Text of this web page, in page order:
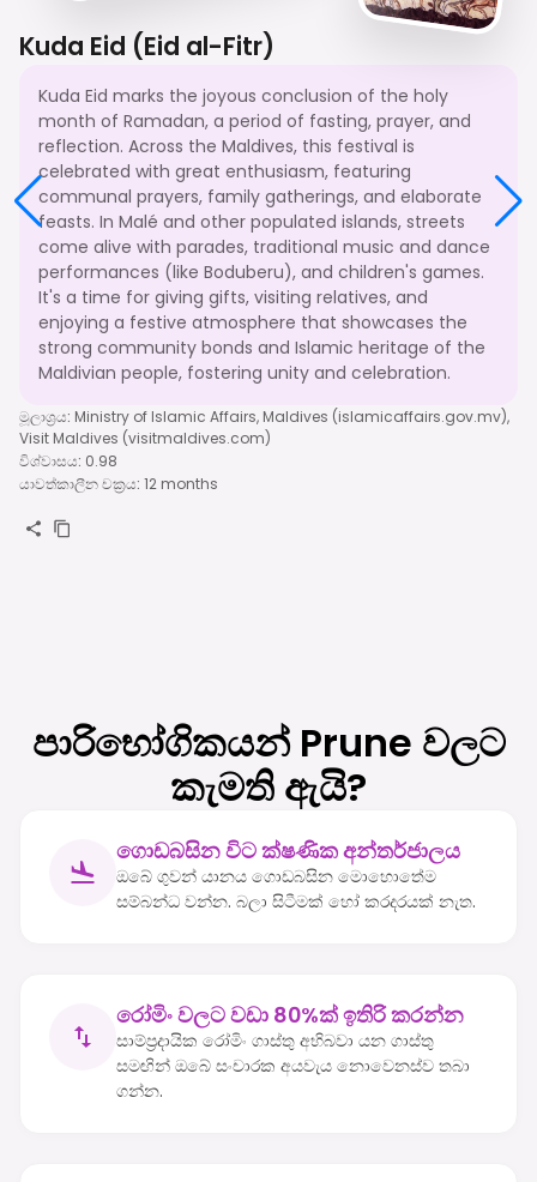
Kuda Eid (Eid al-Fitr)
Kuda Eid marks the joyous conclusion of the holy
month of Ramadan, a period of fasting, prayer, and
reflection. Across the Maldives, this festival is
celebrated with great enthusiasm, featuring
communal prayers, family gatherings, and elaborate
feasts. In Malé and other populated islands, streets
come alive with parades, traditional music and dance
performances (like Boduberu), and children's games.
It's a time for giving gifts, visiting relatives, and
enjoying a festive atmosphere that showcases the
strong community bonds and Islamic heritage of the
Maldivian people, fostering unity and celebration.
මූලාශ්‍රය: Ministry of Islamic Affairs, Maldives (islamicaffairs.gov.mv),
Visit Maldives (visitmaldives.com)
විශ්වාසය: 0.98
යාවත්කාලීන චක්‍රය: 12 months
පාරිභෝගිකයන් Prune වලට
කැමති ඇයි?
ගොඩබසින විට ක්ෂණික අන්තර්ජාලය
ඔබේ ගුවන් යානය ගොඩබසින මොහොතේම
සම්බන්ධ වන්න. බලා සිටීමක් හෝ කරදරයක් නැත.
රෝමිං වලට වඩා 80%ක් ඉතිරි කරන්න
සාම්ප්‍රදායික රෝමිං ගාස්තු අභිබවා යන ගාස්තු
සමඟින් ඔබේ සංචාරක අයවැය නොවෙනස්ව තබා
ගන්න.